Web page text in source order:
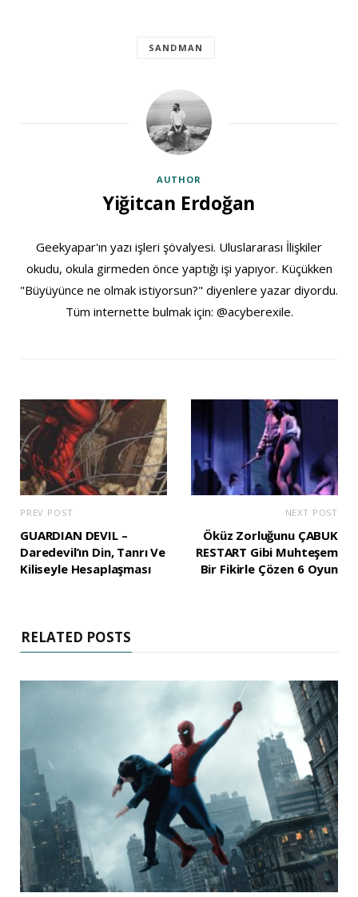
SANDMAN
AUTHOR
Yiğitcan Erdoğan
Geekyapar'ın yazı işleri şövalyesi. Uluslararası İlişkiler
okudu, okula girmeden önce yaptığı işi yapıyor. Küçükken
"Büyüyünce ne olmak istiyorsun?" diyenlere yazar diyordu.
Tüm internette bulmak için: @acyberexile.
PREV POST
GUARDIAN DEVIL –
Daredevil’ın Din, Tanrı Ve
Kiliseyle Hesaplaşması
NEXT POST
Öküz Zorluğunu ÇABUK
RESTART Gibi Muhteşem
Bir Fikirle Çözen 6 Oyun
RELATED POSTS